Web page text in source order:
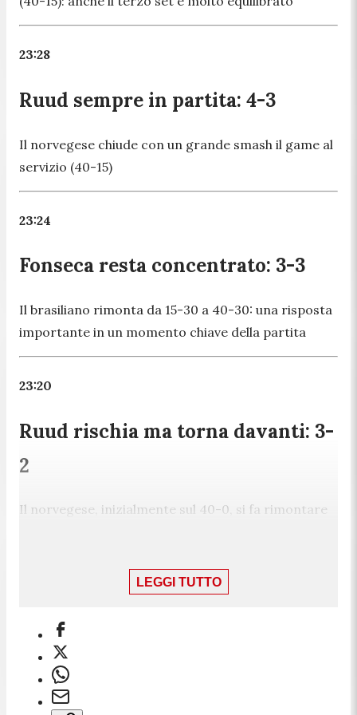
23:28
Ruud sempre in partita: 4-3
Il norvegese chiude con un grande smash il game al
servizio (40-15)
23:24
Fonseca resta concentrato: 3-3
Il brasiliano rimonta da 15-30 a 40-30: una risposta
importante in un momento chiave della partita
23:20
Ruud rischia ma torna davanti: 3-
2
Il norvegese, inizialmente sul 40-0, si fa rimontare
accarezza solamente il break
23:12
A valanga Fonseca: 2-2
LEGGI TUTTO